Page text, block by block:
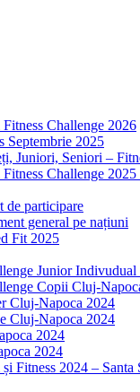
Challenge 2026
Septembrie 2025
Juniori, Seniori –
Challenge
de participare
general pe națiuni
Fit 2025
Junior
Copii Cluj-
Cluj-Napoca 2024
Cluj-Napoca 2024
2024
2024
Fitness 2024 – Santa